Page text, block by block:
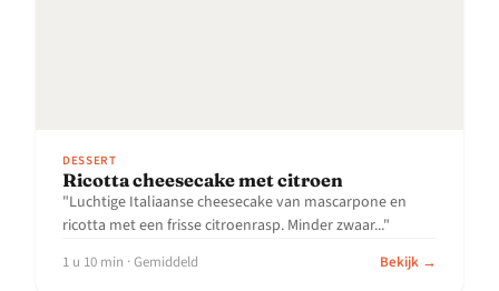
DESSERT
Ricotta cheesecake met citroen
"Luchtige Italiaanse cheesecake van mascarpone en
ricotta met een frisse citroenrasp. Minder zwaar..."
1 u 10 min · Gemiddeld Bekijk →